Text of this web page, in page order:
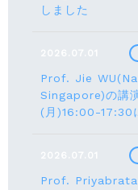
しました
2026.07.01
Prof. Jie
Singapore)の講
(月)16:00-17:30
2026.07.01
Prof.